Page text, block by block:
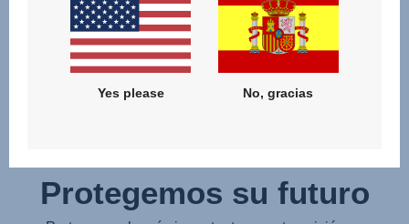
Protegemos su futuro
Yes please No, gracias